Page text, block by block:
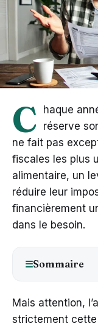
C
haque
réserve
ne fait pas
fiscales les plus
alimentaire, un
réduire leur
financièrement
dans le besoin.
☰Sommaire
Mais attention,
strictement